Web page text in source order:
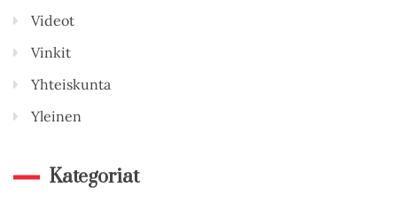
Videot
Vinkit
Yhteiskunta
Yleinen
Kategoriat